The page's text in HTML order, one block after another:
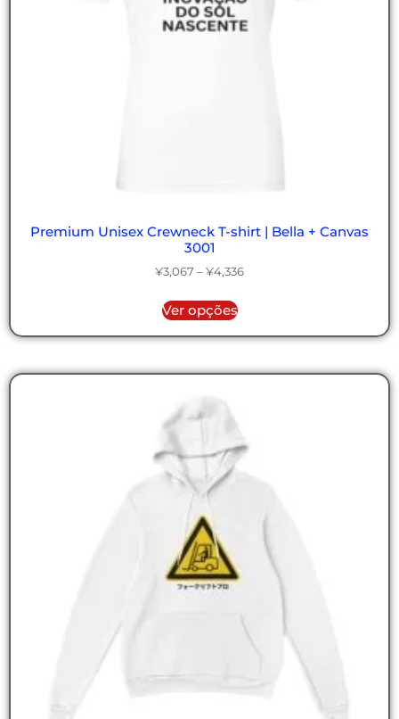
Premium Unisex Crewneck T-shirt | Bella + Canvas
3001
¥3,067 – ¥4,336
Ver opções